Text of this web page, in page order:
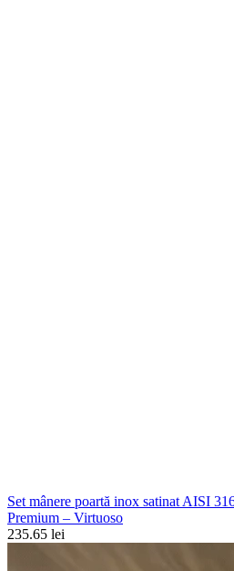
Set mânere poartă inox satinat AISI
Premium – Virtuoso
235.65 lei